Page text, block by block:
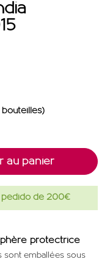
au panier
pedido de 200€
protectrice
sont emballées sous